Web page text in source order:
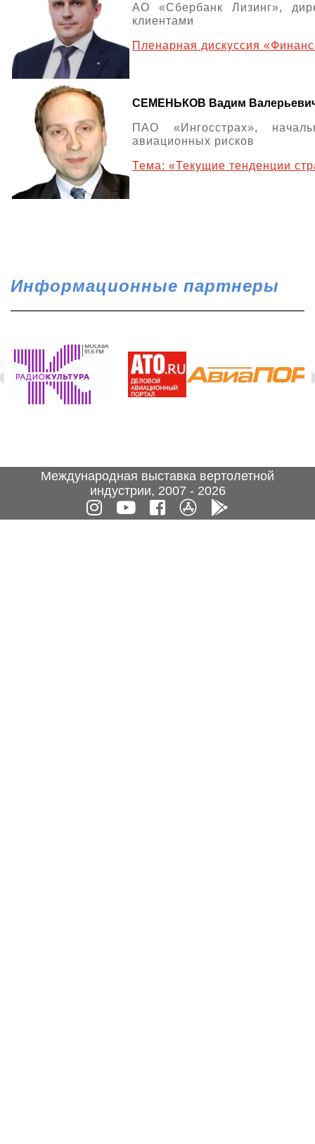
АО «Сбербанк Лизинг»,
клиентами
Пленарная дискуссия
СЕМЕНЬКОВ Вадим
ПАО «Ингосстрах»,
авиационных рисков
Тема: «Текущие тенденции
Информационные партнеры
Международная выставка вертолетной
индустрии, 2007 - 2026